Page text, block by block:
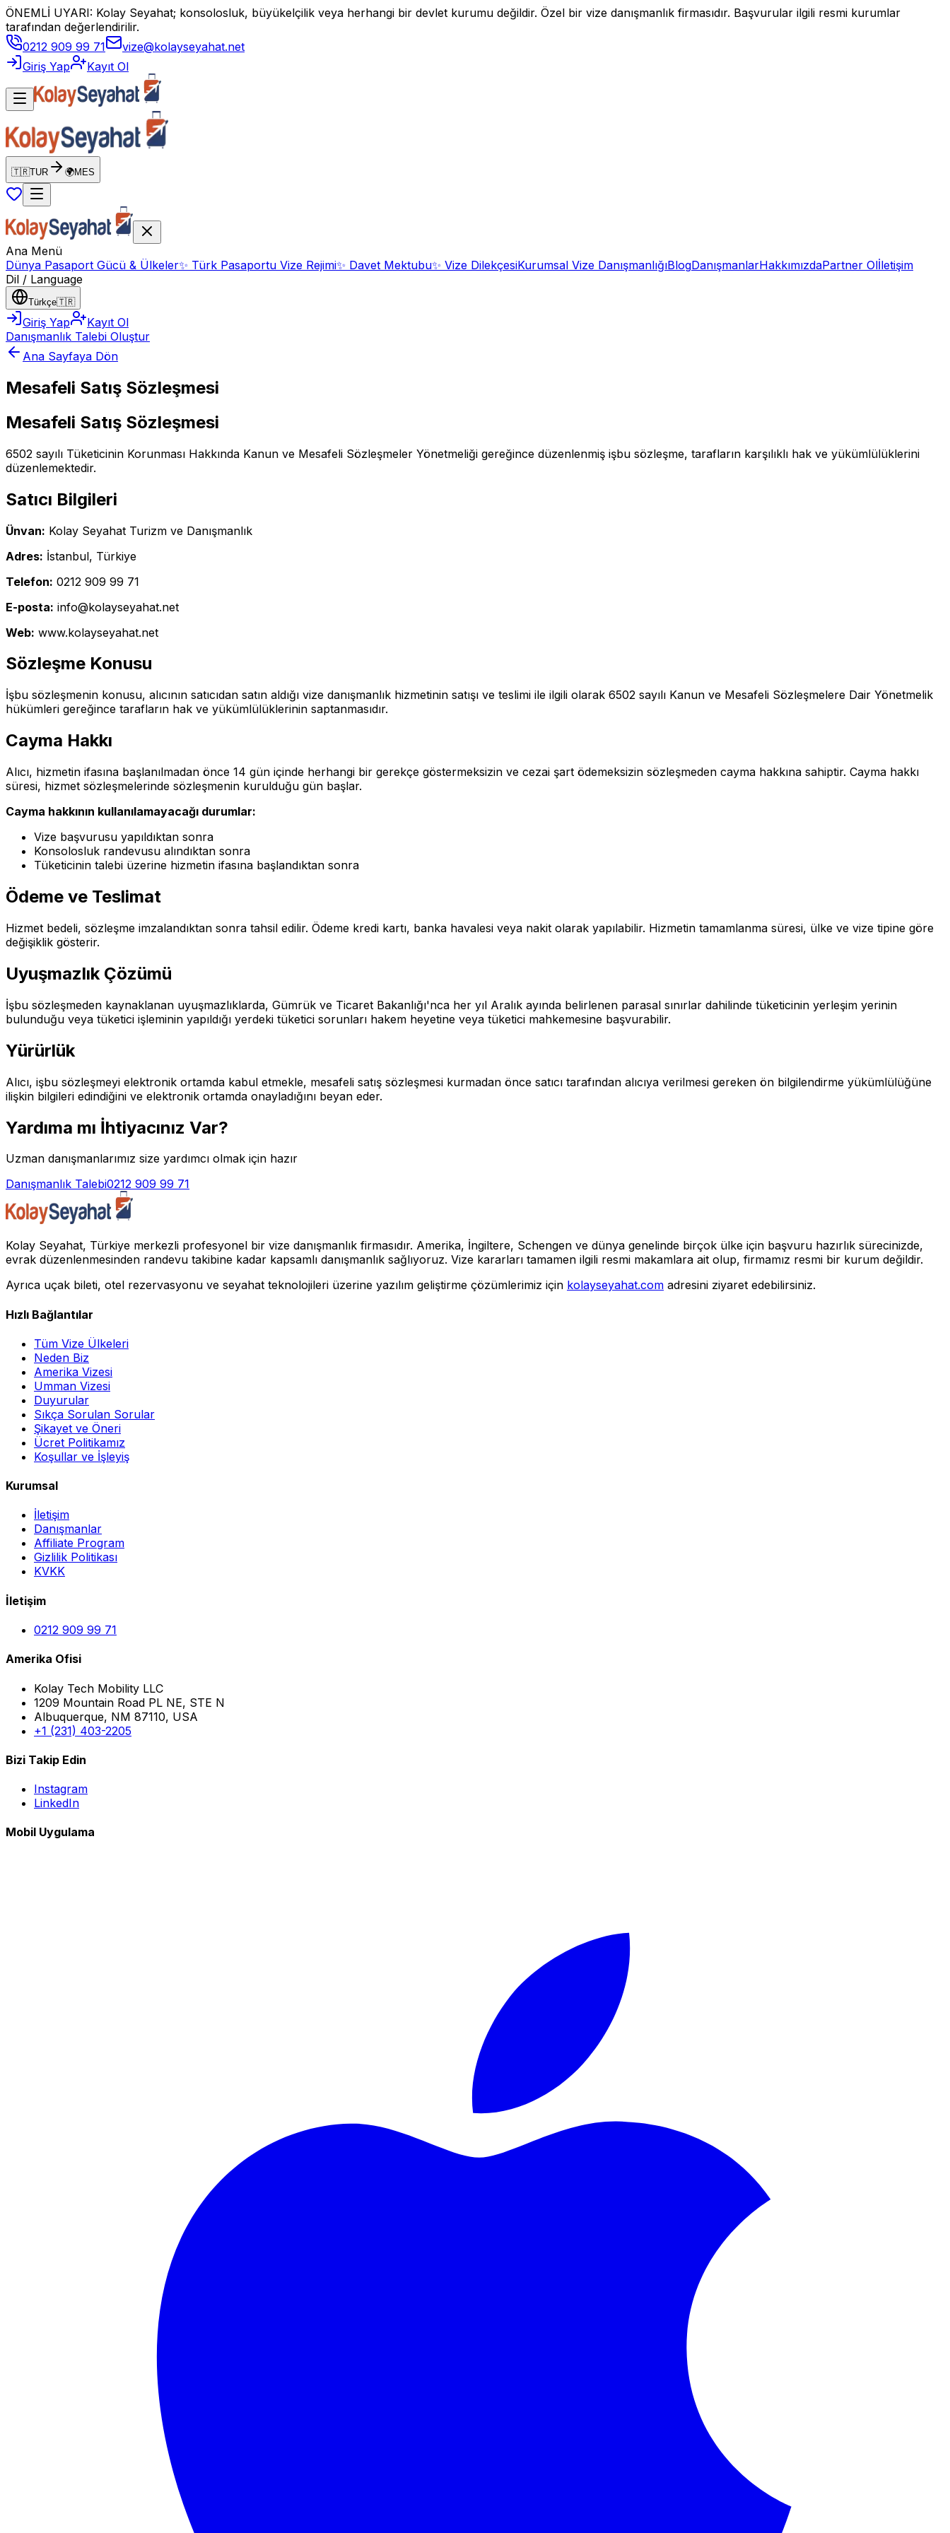
ÖNEMLİ UYARI: Kolay Seyahat; konsolosluk, büyükelçilik veya herhangi bir devlet kurumu değildir. Özel bir vize danışmanlık firmasıdır. Başvurular ilgili resmi kurumlar
tarafından değerlendirilir.
0212 909 99 71
vize@kolayseyahat.net
Giriş Yap
Kayıt Ol
🇹🇷TUR 🌍MES
Ana Menü
Dünya Pasaport Gücü & Ülkeler✨ Türk Pasaportu Vize Rejimi✨ Davet Mektubu✨ Vize DilekçesiKurumsal Vize DanışmanlığıBlogDanışmanlarHakkımızdaPartner Olİletişim
Dil / Language
Türkçe🇹🇷
Giriş Yap
Kayıt Ol
Danışmanlık Talebi Oluştur
Ana Sayfaya Dön
Mesafeli Satış Sözleşmesi
Mesafeli Satış Sözleşmesi
6502 sayılı Tüketicinin Korunması Hakkında Kanun ve Mesafeli Sözleşmeler Yönetmeliği gereğince düzenlenmiş işbu sözleşme, tarafların karşılıklı hak ve yükümlülüklerini
düzenlemektedir.
Satıcı Bilgileri
Ünvan: Kolay Seyahat Turizm ve Danışmanlık
Adres: İstanbul, Türkiye
Telefon: 0212 909 99 71
E-posta: info@kolayseyahat.net
Web: www.kolayseyahat.net
Sözleşme Konusu
İşbu sözleşmenin konusu, alıcının satıcıdan satın aldığı vize danışmanlık hizmetinin satışı ve teslimi ile ilgili olarak 6502 sayılı Kanun ve Mesafeli Sözleşmelere Dair Yönetmelik
hükümleri gereğince tarafların hak ve yükümlülüklerinin saptanmasıdır.
Cayma Hakkı
Alıcı, hizmetin ifasına başlanılmadan önce 14 gün içinde herhangi bir gerekçe göstermeksizin ve cezai şart ödemeksizin sözleşmeden cayma hakkına sahiptir. Cayma hakkı
süresi, hizmet sözleşmelerinde sözleşmenin kurulduğu gün başlar.
Cayma hakkının kullanılamayacağı durumlar:
Vize başvurusu yapıldıktan sonra
Konsolosluk randevusu alındıktan sonra
Tüketicinin talebi üzerine hizmetin ifasına başlandıktan sonra
Ödeme ve Teslimat
Hizmet bedeli, sözleşme imzalandıktan sonra tahsil edilir. Ödeme kredi kartı, banka havalesi veya nakit olarak yapılabilir. Hizmetin tamamlanma süresi, ülke ve vize tipine göre
değişiklik gösterir.
Uyuşmazlık Çözümü
İşbu sözleşmeden kaynaklanan uyuşmazlıklarda, Gümrük ve Ticaret Bakanlığı'nca her yıl Aralık ayında belirlenen parasal sınırlar dahilinde tüketicinin yerleşim yerinin
bulunduğu veya tüketici işleminin yapıldığı yerdeki tüketici sorunları hakem heyetine veya tüketici mahkemesine başvurabilir.
Yürürlük
Alıcı, işbu sözleşmeyi elektronik ortamda kabul etmekle, mesafeli satış sözleşmesi kurmadan önce satıcı tarafından alıcıya verilmesi gereken ön bilgilendirme yükümlülüğüne
ilişkin bilgileri edindiğini ve elektronik ortamda onayladığını beyan eder.
Yardıma mı İhtiyacınız Var?
Uzman danışmanlarımız size yardımcı olmak için hazır
Danışmanlık Talebi0212 909 99 71
Kolay Seyahat, Türkiye merkezli profesyonel bir vize danışmanlık firmasıdır. Amerika, İngiltere, Schengen ve dünya genelinde birçok ülke için başvuru hazırlık sürecinizde,
evrak düzenlenmesinden randevu takibine kadar kapsamlı danışmanlık sağlıyoruz. Vize kararları tamamen ilgili resmi makamlara ait olup, firmamız resmi bir kurum değildir.
Ayrıca uçak bileti, otel rezervasyonu ve seyahat teknolojileri üzerine yazılım geliştirme çözümlerimiz için kolayseyahat.com adresini ziyaret edebilirsiniz.
Hızlı Bağlantılar
Tüm Vize Ülkeleri
Neden Biz
Amerika Vizesi
Umman Vizesi
Duyurular
Sıkça Sorulan Sorular
Şikayet ve Öneri
Ücret Politikamız
Koşullar ve İşleyiş
Kurumsal
İletişim
Danışmanlar
Affiliate Program
Gizlilik Politikası
KVKK
İletişim
0212 909 99 71
Amerika Ofisi
Kolay Tech Mobility LLC
1209 Mountain Road PL NE, STE N
Albuquerque, NM 87110, USA
+1 (231) 403-2205
Bizi Takip Edin
Instagram
LinkedIn
Mobil Uygulama